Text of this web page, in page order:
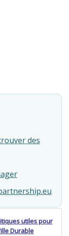
des
utiles pour
Durable